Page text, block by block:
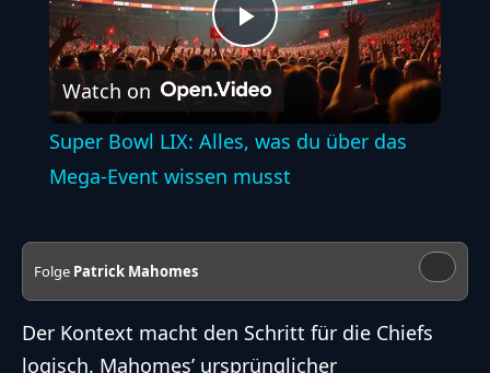
Play
Video
Watch on
Super Bowl LIX: Alles, was du über das
Mega-Event wissen musst
Folge Patrick Mahomes
Der Kontext macht den Schritt für die Chiefs
logisch. Mahomes’ ursprünglicher